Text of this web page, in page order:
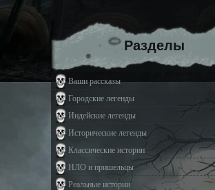
Разделы
Ваши рассказы
Городские легенды
Индейские легенды
Исторические легенды
Классические истории
НЛО и пришельцы
Реальные истории